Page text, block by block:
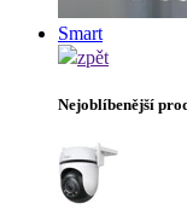
Smart
zpět
Nejoblíbenější